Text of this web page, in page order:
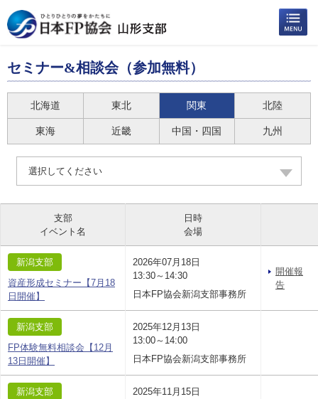
セミナー&相談会（参加無料）
北海道 東北 関東 北陸
東海 近畿 中国・四国 九州
選択してください
支部
イベント名
日時
会場
新潟支部
資産形成セミナー【7月18
日開催】
2026年07月18日
13:30～14:30
日本FP協会新潟支部事務所
開催報
告
新潟支部
FP体験無料相談会【12月
13日開催】
2025年12月13日
13:00～14:00
日本FP協会新潟支部事務所
新潟支部
2025年11月15日